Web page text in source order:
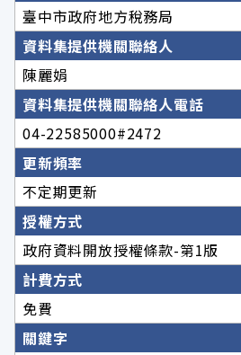
臺中市政府地方稅務局
資料集提供機關聯絡人
陳麗娟
資料集提供機關聯絡人電話
04-22585000#2472
更新頻率
不定期更新
授權方式
政府資料開放授權條款-第1版
計費方式
免費
關鍵字